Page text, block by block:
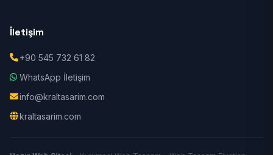
İletişim
+90 545 732 61 82
WhatsApp İletişim
info@kraltasarim.com
kraltasarim.com